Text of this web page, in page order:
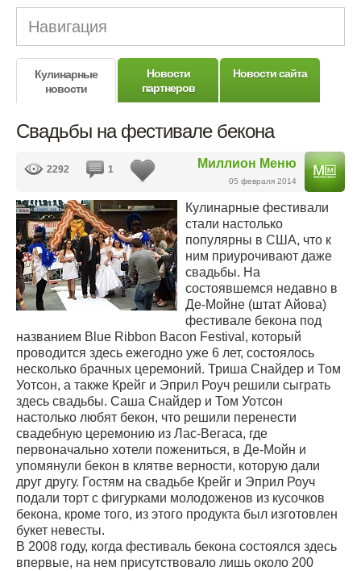
Навигация
Кулинарные
новости
Новости
партнеров
Новости сайта
Свадьбы на фестивале бекона
Миллион Меню
05 февраля 2014
2292 1
Кулинарные фестивали
стали настолько
популярны в США, что к
ним приурочивают даже
свадьбы. На
состоявшемся недавно в
Де-Мойне (штат Айова)
фестивале бекона под
названием Blue Ribbon Bacon Festival, который
проводится здесь ежегодно уже 6 лет, состоялось
несколько брачных церемоний. Триша Снайдер и Том
Уотсон, а также Крейг и Эприл Роуч решили сыграть
здесь свадьбы. Саша Снайдер и Том Уотсон
настолько любят бекон, что решили перенести
свадебную церемонию из Лас-Вегаса, где
первоначально хотели пожениться, в Де-Мойн и
упомянули бекон в клятве верности, которую дали
друг другу. Гостям на свадьбе Крейг и Эприл Роуч
подали торт с фигурками молодоженов из кусочков
бекона, кроме того, из этого продукта был изготовлен
букет невесты.
В 2008 году, когда фестиваль бекона состоялся здесь
впервые, на нем присутствовало лишь около 200